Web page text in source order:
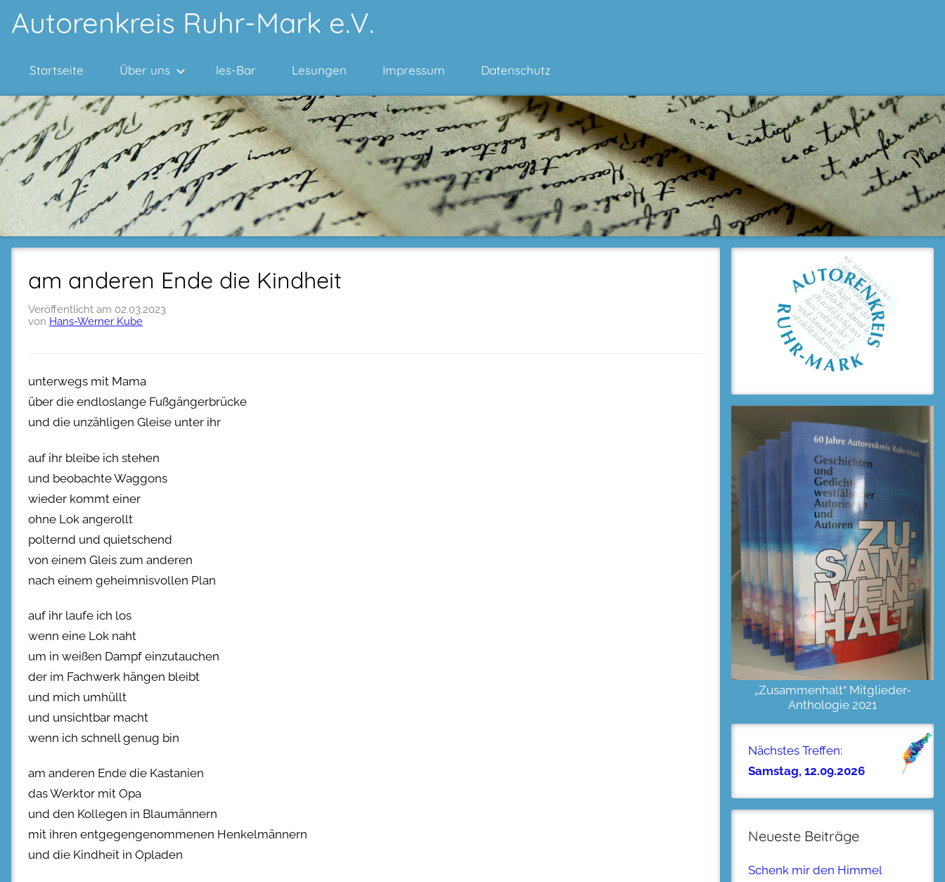
Inhalt
Autorenkreis Ruhr-Mark e.V.
Startseite Über uns les-Bar Lesungen Impressum Datenschutz
am anderen Ende die Kindheit
Veröffentlicht am 02.03.2023
von Hans-Werner Kube
unterwegs mit Mama
über die endloslange Fußgängerbrücke
und die unzähligen Gleise unter ihr
auf ihr bleibe ich stehen
und beobachte Waggons
wieder kommt einer
ohne Lok angerollt
polternd und quietschend
von einem Gleis zum anderen
nach einem geheimnisvollen Plan
auf ihr laufe ich los
wenn eine Lok naht
um in weißen Dampf einzutauchen
der im Fachwerk hängen bleibt
und mich umhüllt
und unsichtbar macht
wenn ich schnell genug bin
am anderen Ende die Kastanien
das Werktor mit Opa
und den Kollegen in Blaumännern
mit ihren entgegengenommenen Henkelmännern
und die Kindheit in Opladen
„Zusammenhalt“ Mitglieder-
Anthologie 2021
Nächstes Treffen:
Samstag, 12.09.2026
Neueste Beiträge
Schenk mir den Himmel